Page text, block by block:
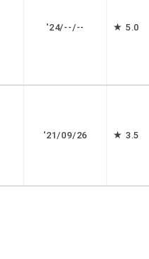
'24/--/-- ★ 5.0
'21/09/26 ★ 3.5